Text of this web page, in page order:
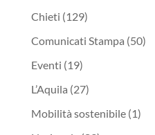
Chieti (129)
Comunicati Stampa (50)
Eventi (19)
L’Aquila (27)
Mobilità sostenibile(1)